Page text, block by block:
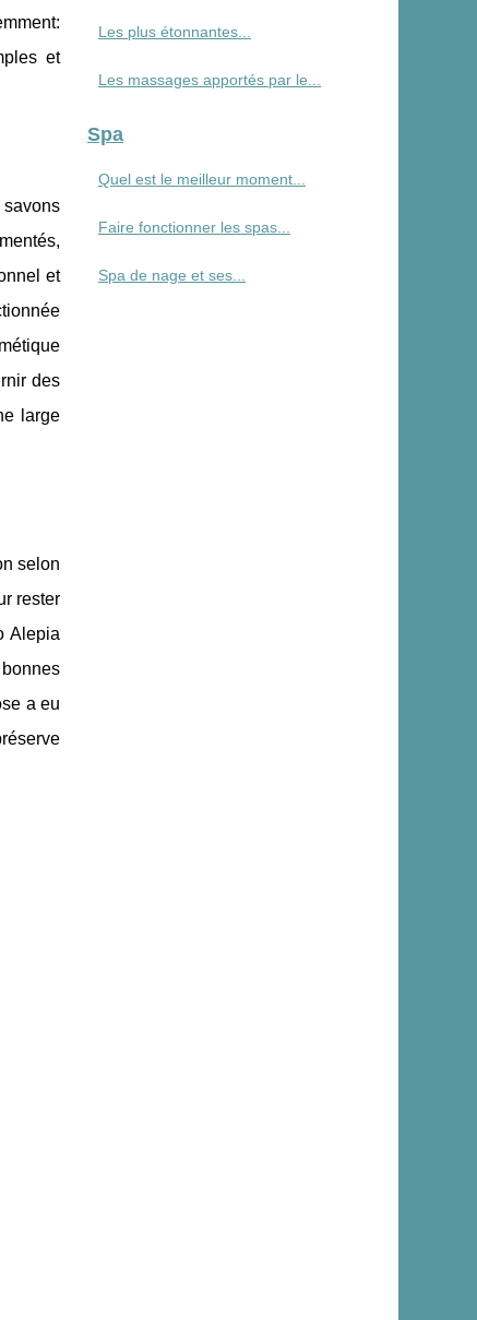
et
et
des
large
selon
rester
Alepia
a eu
Les plus étonnantes...
Les massages apportés par le...
Spa
Quel est le meilleur moment...
Faire fonctionner les spas...
Spa de nage et ses...